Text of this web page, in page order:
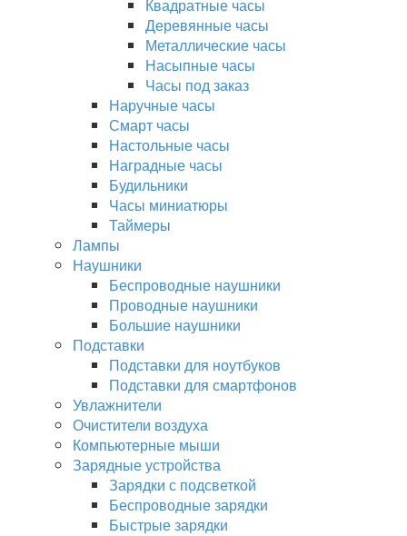
Квадратные часы
Деревянные часы
Металлические часы
Насыпные часы
Часы под заказ
Наручные часы
Смарт часы
Настольные часы
Наградные часы
Будильники
Часы миниатюры
Таймеры
Лампы
Наушники
Беспроводные наушники
Проводные наушники
Большие наушники
Подставки
Подставки для ноутбуков
Подставки для смартфонов
Увлажнители
Очистители воздуха
Компьютерные мыши
Зарядные устройства
Зарядки с подсветкой
Беспроводные зарядки
Быстрые зарядки